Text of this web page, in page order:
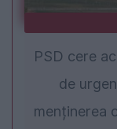
PSD cere
de
menținerea